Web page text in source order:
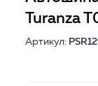
Turanza
Артикул: